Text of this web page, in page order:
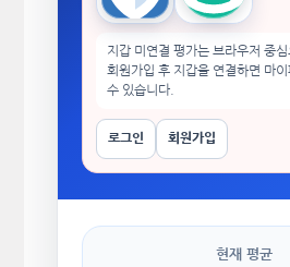
지갑 미연결 평가는 브라우저 중심
회원가입 후 지갑을 연결하면 마
수 있습니다.
로그인 회원가입
현재 평균